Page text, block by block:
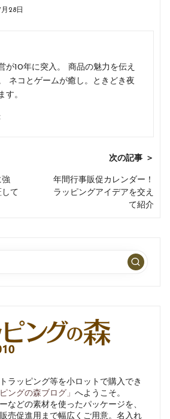
28日
が10年に突入。 商品の魅力を伝え
ネコとゲームが癒し。ときどき夜
す。
て
次の記事 ＞
年間行事販促カレンダー！
ラッピングアイデアを交え
て紹介
ラッピング等を小ロットで購入でき
ングの森ブログ」 へようこそ。
などの素材を使ったパッケージを、
売促進用まで幅広くご用意。名入れ